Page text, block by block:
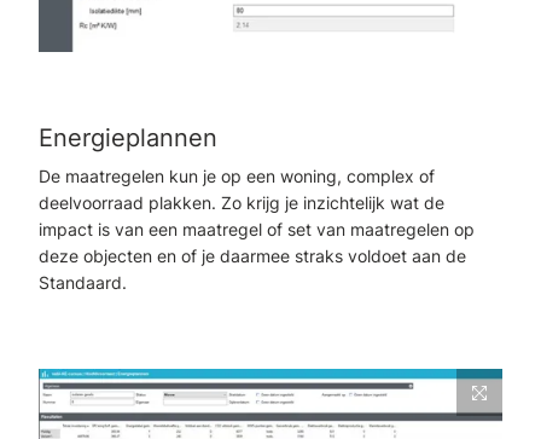
Energieplannen
De maatregelen kun je op een woning, complex of
deelvoorraad plakken. Zo krijg je inzichtelijk wat de
impact is van een maatregel of set van maatregelen op
deze objecten en of je daarmee straks voldoet aan de
Standaard.